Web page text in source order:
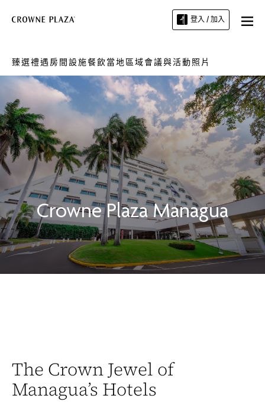
登入 / 加入
臻選禮遇 房間設施餐飲當地區域會議與活動照片
Crowne Plaza Managua
The Crown Jewel of
Managua’s Hotels